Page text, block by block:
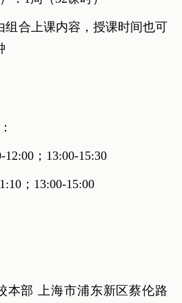
组合上课内容，授课时间也可
；13:00-15:30
；13:00-15:00
本部 上海市浦东新区蔡伦路